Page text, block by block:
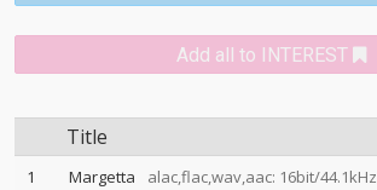
Add all to INTEREST
Title
1 Margetta alac,flac,wav,aac: 16bit/44.1kHz